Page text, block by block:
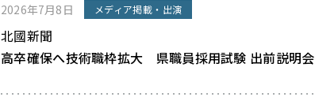
2026年7月8日 メディア掲載・出演
北國新聞
高卒確保へ技術職枠拡大 県職員採用試験 出前説明